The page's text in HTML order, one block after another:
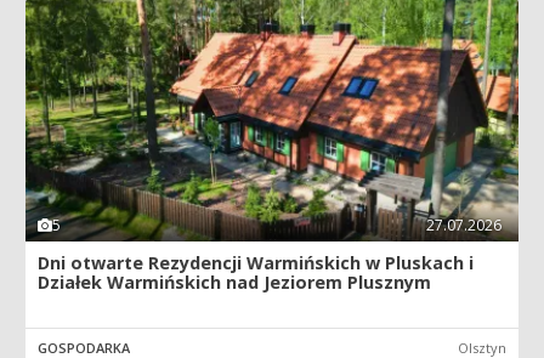
5 27.07.2026
Dni otwarte Rezydencji Warmińskich w Pluskach i
Działek Warmińskich nad Jeziorem Plusznym
GOSPODARKA Olsztyn